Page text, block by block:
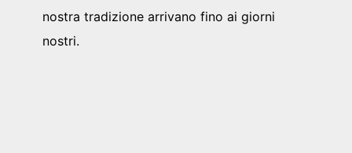
nostra tradizione arrivano fino ai giorni
nostri.